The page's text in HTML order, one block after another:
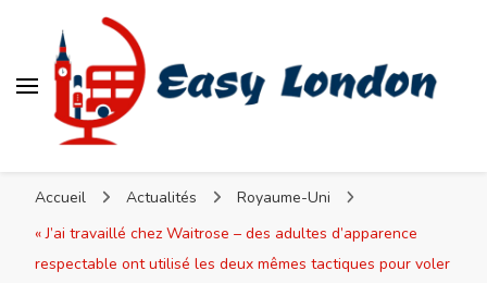
Accueil Actualités
Royaume-Uni
« J’ai travaillé chez Waitrose – des adultes d’apparence
respectable ont utilisé les deux mêmes tactiques pour voler